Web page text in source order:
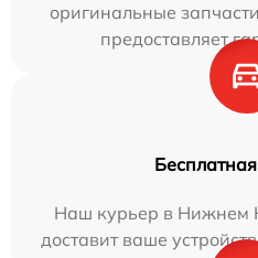
оригинальные
предоставляет
Наш курьер в Нижнем
доставит ваше